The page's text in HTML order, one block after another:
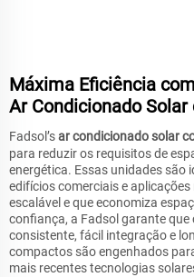
Máxima Eficiência
Ar Condicionado Solar
Fadsol’sar condicionado solar
para reduzir os requisitos de
energética. Essas unidades são
edifícios comerciais e
escalável e que economiza
confiança, a Fadsol garante
consistente, fácil integração e
compactos são engenhados
mais recentes tecnologias